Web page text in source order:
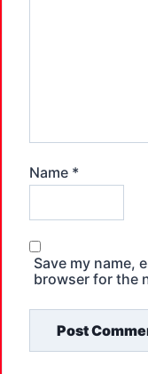
Name *
Save my name,
browser for the